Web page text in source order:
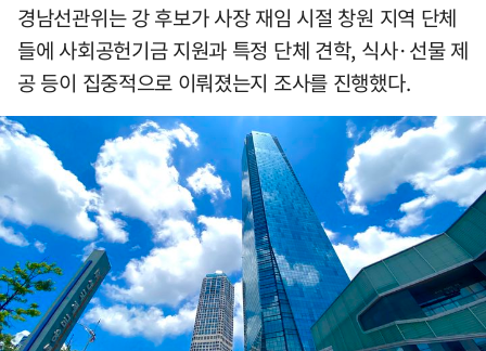
경남선관위는 강 후보가 사장 재임 시절 창원 지역 단체
들에 사회공헌기금 지원과 특정 단체 견학, 식사·선물 제
공 등이 집중적으로 이뤄졌는지 조사를 진행했다.